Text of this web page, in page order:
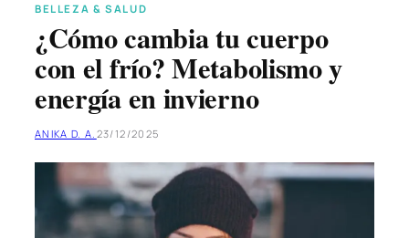
BELLEZA & SALUD
¿Cómo cambia tu cuerpo
con el frío? Metabolismo y
energía en invierno
ANIKA D. A. 23/12/2025